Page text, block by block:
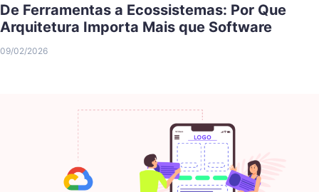
De Ferramentas a Ecossistemas: Por Que
Arquitetura Importa Mais que Software
09/02/2026